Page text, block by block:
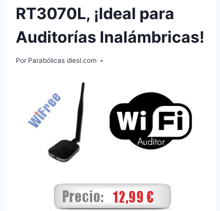
RT3070L, ¡Ideal para
Auditorías Inalámbricas!
Por Parabólicas diesl.com